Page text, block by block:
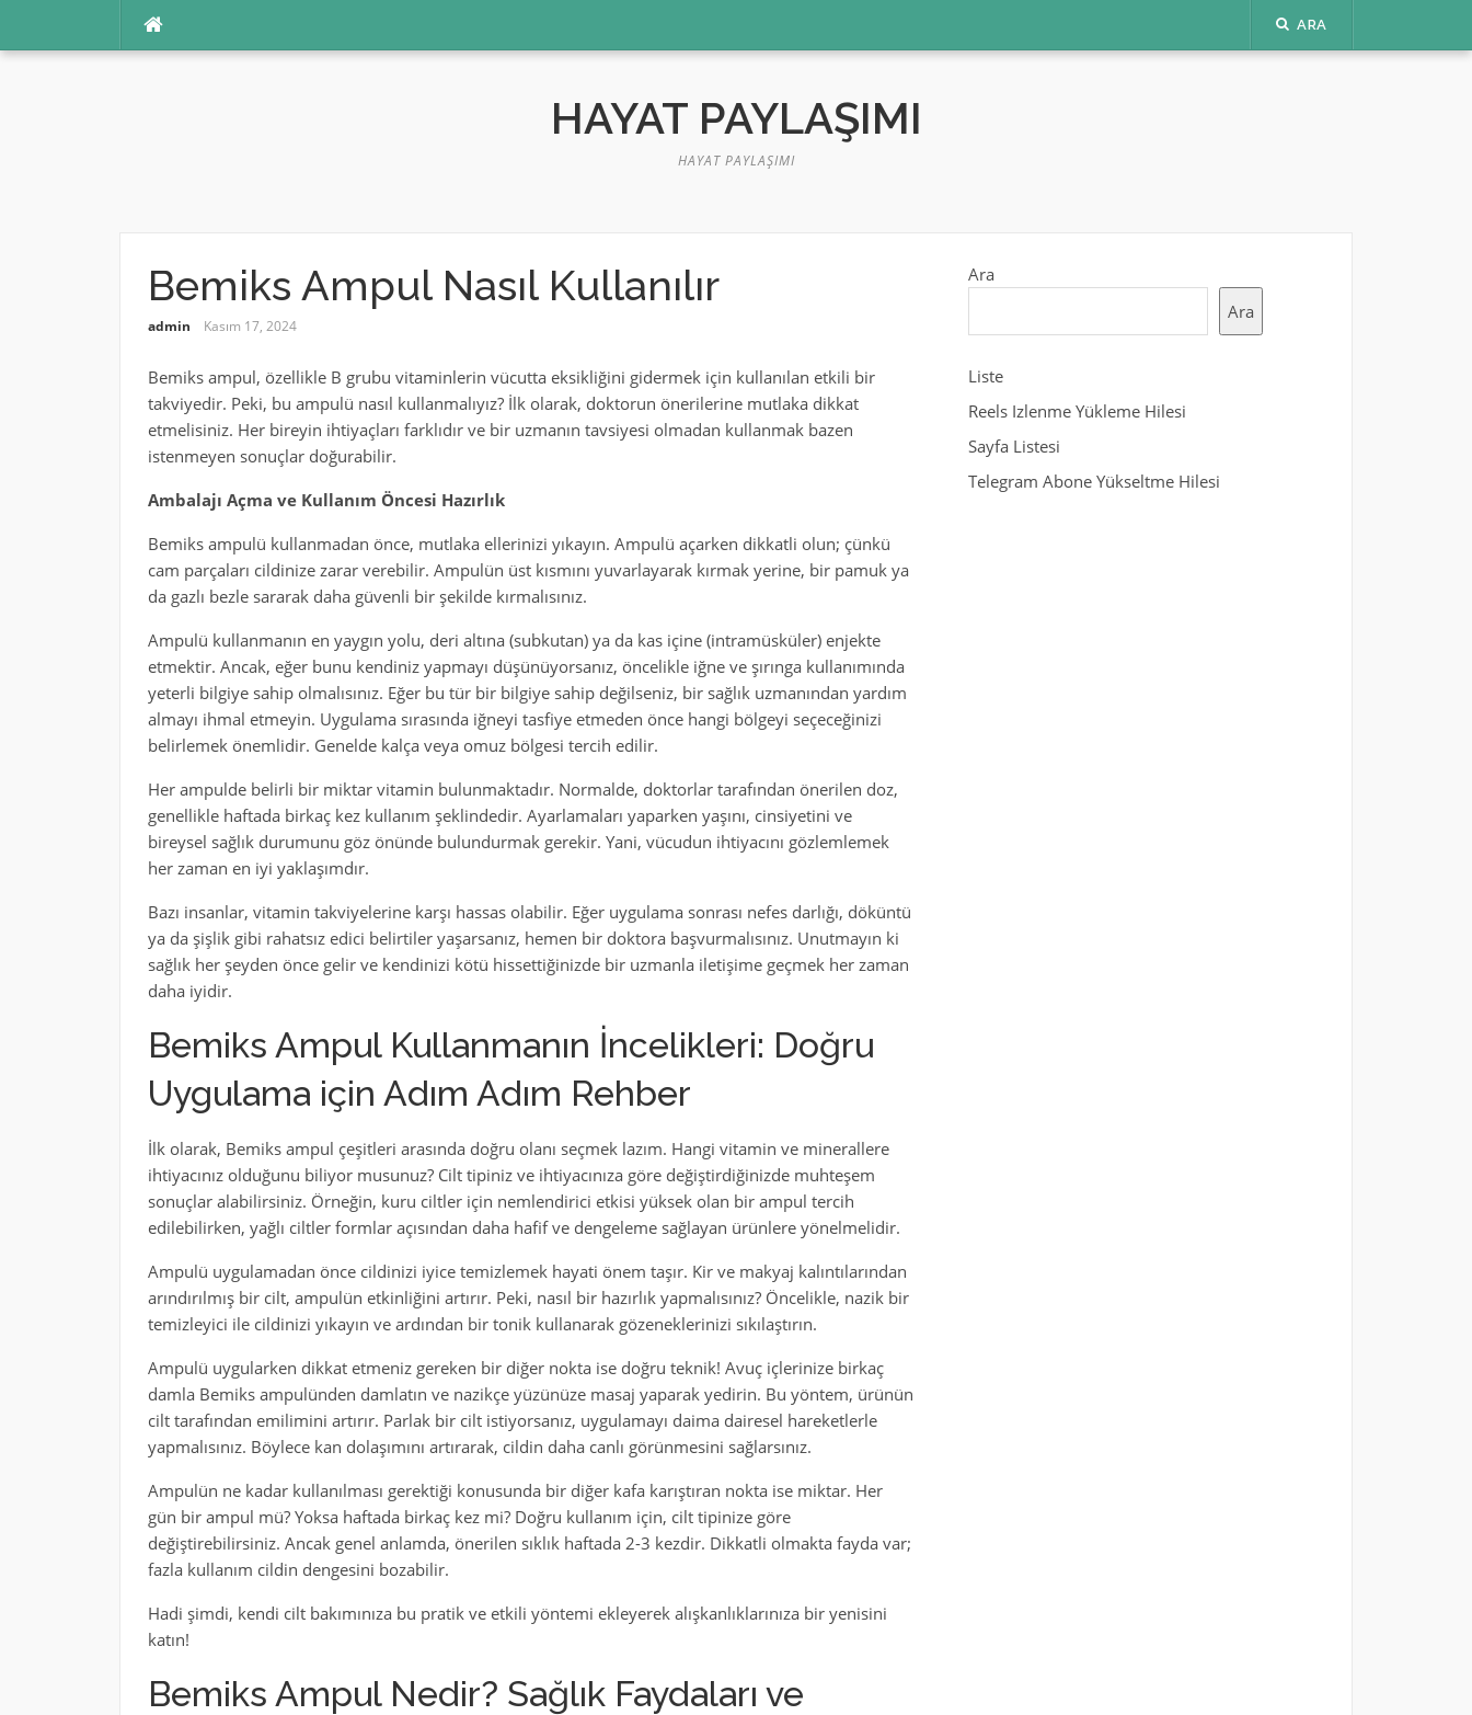
ARA
HAYAT PAYLAŞIMI
HAYAT PAYLAŞIMI
Bemiks Ampul Nasıl Kullanılır
admin Kasım 17, 2024
Bemiks ampul, özellikle B grubu vitaminlerin vücutta eksikliğini gidermek için kullanılan etkili bir
takviyedir. Peki, bu ampulü nasıl kullanmalıyız? İlk olarak, doktorun önerilerine mutlaka dikkat
etmelisiniz. Her bireyin ihtiyaçları farklıdır ve bir uzmanın tavsiyesi olmadan kullanmak bazen
istenmeyen sonuçlar doğurabilir.
Ambalajı Açma ve Kullanım Öncesi Hazırlık
Bemiks ampulü kullanmadan önce, mutlaka ellerinizi yıkayın. Ampulü açarken dikkatli olun; çünkü
cam parçaları cildinize zarar verebilir. Ampulün üst kısmını yuvarlayarak kırmak yerine, bir pamuk ya
da gazlı bezle sararak daha güvenli bir şekilde kırmalısınız.
Ampulü kullanmanın en yaygın yolu, deri altına (subkutan) ya da kas içine (intramüsküler) enjekte
etmektir. Ancak, eğer bunu kendiniz yapmayı düşünüyorsanız, öncelikle iğne ve şırınga kullanımında
yeterli bilgiye sahip olmalısınız. Eğer bu tür bir bilgiye sahip değilseniz, bir sağlık uzmanından yardım
almayı ihmal etmeyin. Uygulama sırasında iğneyi tasfiye etmeden önce hangi bölgeyi seçeceğinizi
belirlemek önemlidir. Genelde kalça veya omuz bölgesi tercih edilir.
Her ampulde belirli bir miktar vitamin bulunmaktadır. Normalde, doktorlar tarafından önerilen doz,
genellikle haftada birkaç kez kullanım şeklindedir. Ayarlamaları yaparken yaşını, cinsiyetini ve
bireysel sağlık durumunu göz önünde bulundurmak gerekir. Yani, vücudun ihtiyacını gözlemlemek
her zaman en iyi yaklaşımdır.
Bazı insanlar, vitamin takviyelerine karşı hassas olabilir. Eğer uygulama sonrası nefes darlığı, döküntü
ya da şişlik gibi rahatsız edici belirtiler yaşarsanız, hemen bir doktora başvurmalısınız. Unutmayın ki
sağlık her şeyden önce gelir ve kendinizi kötü hissettiğinizde bir uzmanla iletişime geçmek her zaman
daha iyidir.
Bemiks Ampul Kullanmanın İncelikleri: Doğru
Uygulama için Adım Adım Rehber
İlk olarak, Bemiks ampul çeşitleri arasında doğru olanı seçmek lazım. Hangi vitamin ve minerallere
ihtiyacınız olduğunu biliyor musunuz? Cilt tipiniz ve ihtiyacınıza göre değiştirdiğinizde muhteşem
sonuçlar alabilirsiniz. Örneğin, kuru ciltler için nemlendirici etkisi yüksek olan bir ampul tercih
edilebilirken, yağlı ciltler formlar açısından daha hafif ve dengeleme sağlayan ürünlere yönelmelidir.
Ampulü uygulamadan önce cildinizi iyice temizlemek hayati önem taşır. Kir ve makyaj kalıntılarından
arındırılmış bir cilt, ampulün etkinliğini artırır. Peki, nasıl bir hazırlık yapmalısınız? Öncelikle, nazik bir
temizleyici ile cildinizi yıkayın ve ardından bir tonik kullanarak gözeneklerinizi sıkılaştırın.
Ampulü uygularken dikkat etmeniz gereken bir diğer nokta ise doğru teknik! Avuç içlerinize birkaç
damla Bemiks ampulünden damlatın ve nazikçe yüzünüze masaj yaparak yedirin. Bu yöntem, ürünün
cilt tarafından emilimini artırır. Parlak bir cilt istiyorsanız, uygulamayı daima dairesel hareketlerle
yapmalısınız. Böylece kan dolaşımını artırarak, cildin daha canlı görünmesini sağlarsınız.
Ampulün ne kadar kullanılması gerektiği konusunda bir diğer kafa karıştıran nokta ise miktar. Her
gün bir ampul mü? Yoksa haftada birkaç kez mi? Doğru kullanım için, cilt tipinize göre
değiştirebilirsiniz. Ancak genel anlamda, önerilen sıklık haftada 2-3 kezdir. Dikkatli olmakta fayda var;
fazla kullanım cildin dengesini bozabilir.
Hadi şimdi, kendi cilt bakımınıza bu pratik ve etkili yöntemi ekleyerek alışkanlıklarınıza bir yenisini
katın!
Bemiks Ampul Nedir? Sağlık Faydaları ve
Ara
Ara
Liste
Reels Izlenme Yükleme Hilesi
Sayfa Listesi
Telegram Abone Yükseltme Hilesi